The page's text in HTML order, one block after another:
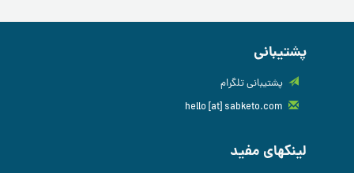
پشتیبانی
پشتیبانی تلگرام
لینکهای مفید